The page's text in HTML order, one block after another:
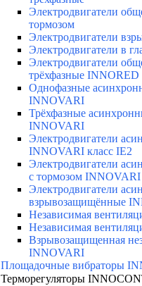
Электродвигатели
тормозом
Электродвигатели
Электродвигатели в
Электродвигатели
трёхфазные
Однофазные
INNOVARI
Трёхфазные
INNOVARI
Электродвигатели
INNOVARI класс IE2
Электродвигатели
с тормозом INNOVARI
Электродвигатели
взрывозащищённые
Независимая
Независимая
Взрывозащищенная
INNOVARI
Площадочные вибраторы
Терморегуляторы